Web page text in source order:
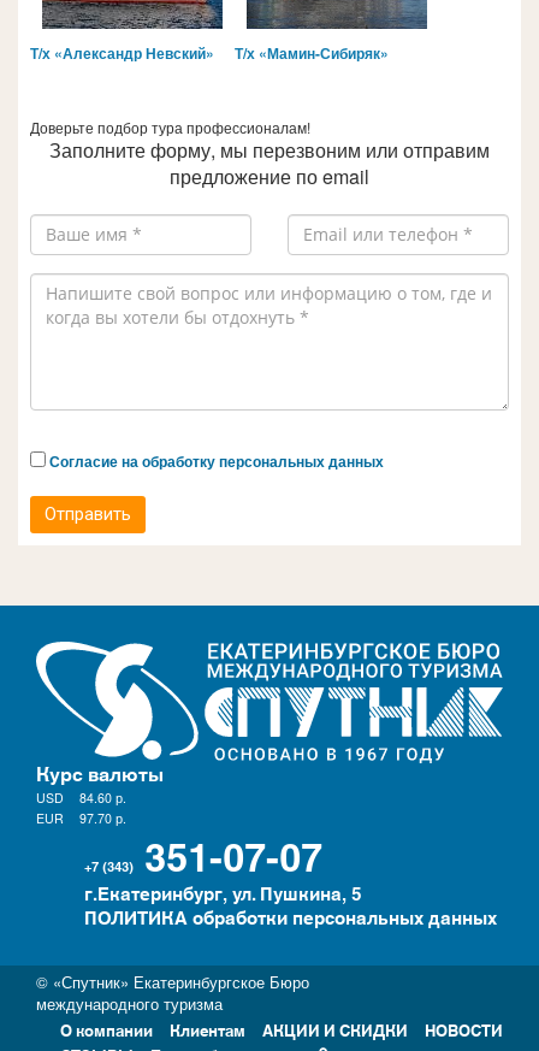
Т/х «Александр Невский» Т/х «Мамин-Сибиряк»
Доверьте подбор тура профессионалам!
Заполните форму, мы перезвоним или отправим
предложение по email
Согласие на обработку персональных данных
Отправить
Курс валюты
USD 84.60 р.
EUR
97.70 р.
+7 (343) 351-07-07
г.Екатеринбург, ул. Пушкина, 5
ПОЛИТИКА обработки персональных данных
© «Спутник» Екатеринбургское Бюро
международного туризма
О компании
Клиентам АКЦИИ И СКИДКИ
НОВОСТИ